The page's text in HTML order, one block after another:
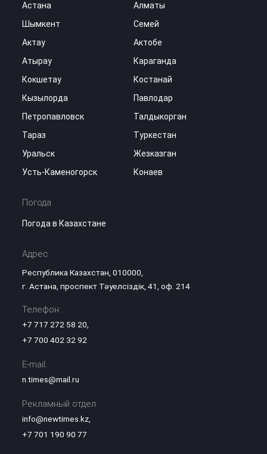
Астана
Алматы
Шымкент
Семей
Актау
Актобе
Атырау
Караганда
Кокшетау
Костанай
Кызылорда
Павлодар
Петропавловск
Талдыкорган
Тараз
Туркестан
Уральск
Жезказган
Усть-Каменогорск
Конаев
Погода
Погода в Казахстане
Адрес:
Республика Казахстан, 010000,
г. Астана, проспект Тәуелсіздік, 41, оф. 214
Телефон:
+7 717 272 58 20,
+7 700 402 32 92
E-mail:
n.times@mail.ru
Рекламный отдел:
info@newtimes.kz,
+7 701 190 90 77